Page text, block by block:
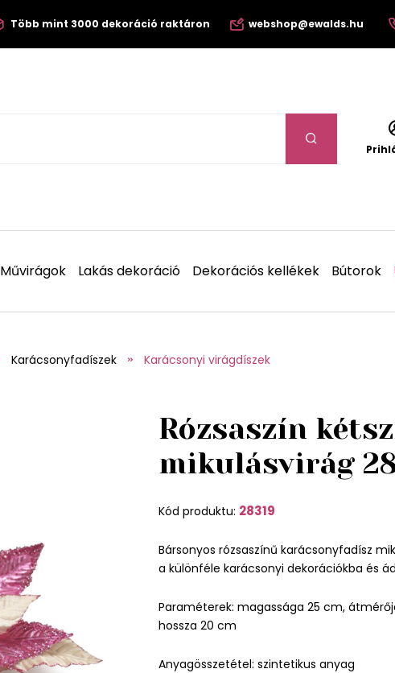
Több mint 3000 dekoráció raktáron webshop@ewalds.hu
Művirágok Lakás dekoráció Dekorációs kellékek Bútorok
Karácsonyfadíszek Karácsonyi virágdíszek
Rózsaszín
mikulásvirág
Kód produktu: 28319
Bársonyos rózsaszínű karácsonyfadísz
a különféle karácsonyi dekorációkba és
Paraméterek: magassága 25 cm,
hossza 20 cm
Anyagösszetétel: szintetikus anyag